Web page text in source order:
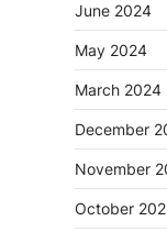
June 2024
May 2024
March 2024
December
November
October